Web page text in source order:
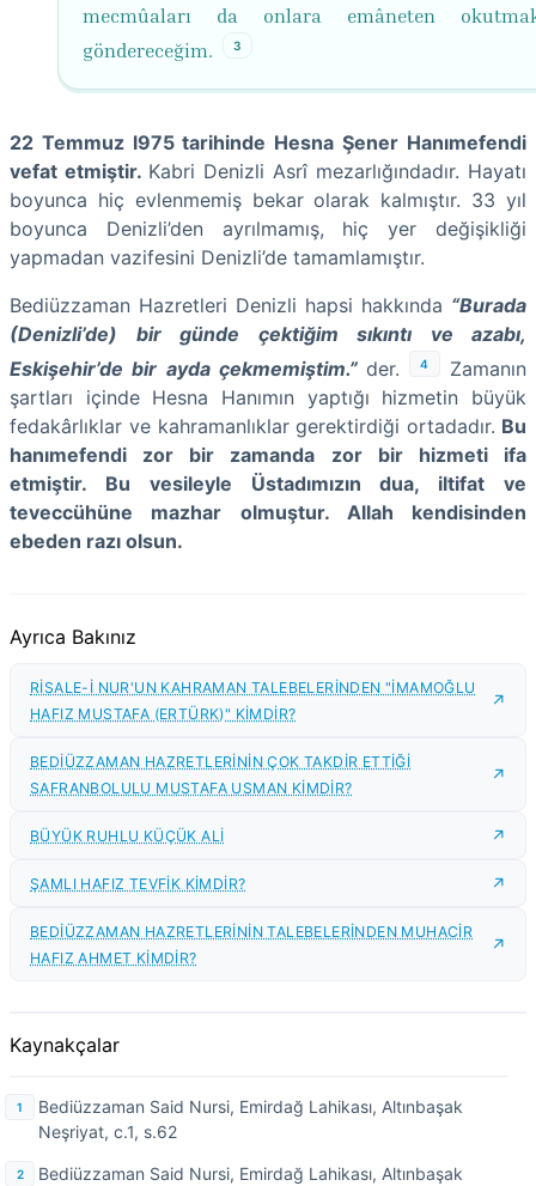
mecmûaları da onlara emâneten
göndereceğim.
3
22 Temmuz l975 tarihinde Hesna Şener Hanımefendi
vefat etmiştir. Kabri Denizli Asrî mezarlığındadır. Hayatı
boyunca hiç evlenmemiş bekar olarak kalmıştır. 33 yıl
boyunca Denizli’den ayrılmamış, hiç yer değişikliği
yapmadan vazifesini Denizli’de tamamlamıştır.
Bediüzzaman Hazretleri Denizli hapsi hakkında “Burada
(Denizli’de) bir günde çektiğim sıkıntı ve azabı,
Eskişehir’de bir ayda çekmemiştim.” der. 4
Zamanın
şartları içinde Hesna Hanımın yaptığı hizmetin büyük
fedakârlıklar ve kahramanlıklar gerektirdiği ortadadır. Bu
hanımefendi zor bir zamanda zor bir hizmeti ifa
etmiştir. Bu vesileyle Üstadımızın dua, iltifat ve
teveccühüne mazhar olmuştur. Allah kendisinden
ebeden razı olsun.
Ayrıca Bakınız
RİSALE-İ NUR'UN KAHRAMAN TALEBELERİNDEN "İMAMOĞLU
HAFIZ MUSTAFA (ERTÜRK)" KİMDİR?
BEDİÜZZAMAN HAZRETLERİNİN ÇOK TAKDİR ETTİĞİ
SAFRANBOLULU MUSTAFA USMAN KİMDİR?
BÜYÜK RUHLU KÜÇÜK ALİ
ŞAMLI HAFIZ TEVFİK KİMDİR?
BEDİÜZZAMAN HAZRETLERİNİN TALEBELERİNDEN MUHACİR
HAFIZ AHMET KİMDİR?
Kaynakçalar
Bediüzzaman Said Nursi, Emirdağ Lahikası, Altınbaşak
Neşriyat, c.1, s.62
Bediüzzaman Said Nursi, Emirdağ Lahikası, Altınbaşak